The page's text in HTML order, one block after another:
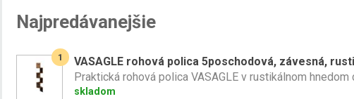
Najpredávanejšie
1
VASAGLE rohová polica 5poschodová, závesná,
Praktická rohová polica VASAGLE v rustikálnom
skladom